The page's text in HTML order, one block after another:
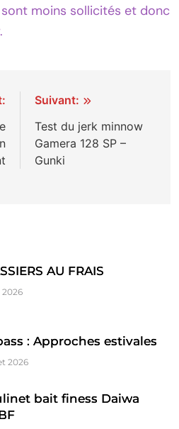
sont moins sollicités et donc
Suivant:
Test du jerk minnow
Gamera 128 SP –
Gunki
AU FRAIS
2026
: Approches estivales
2026
bait finess Daiwa